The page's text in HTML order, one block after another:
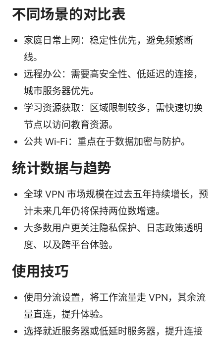
不同场景的对比表
家庭日常上网：稳定性优先，避免频繁断
线。
远程办公：需要高安全性、低延迟的连接，
城市服务器优先。
学习资源获取：区域限制较多，需快速切换
节点以访问教育资源。
公共 Wi‑Fi：重点在于数据加密与防护。
统计数据与趋势
全球 VPN 市场规模在过去五年持续增长，预
计未来几年仍将保持两位数增速。
大多数用户更关注隐私保护、日志政策透明
度、以及跨平台体验。
使用技巧
使用分流设置，将工作流量走 VPN，其余流
量直连，提升体验。
选择就近服务器或低延时服务器，提升连接